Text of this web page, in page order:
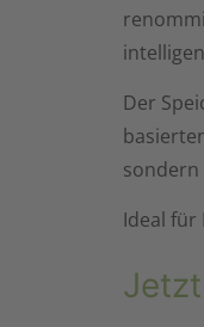
Der
sondern
Ideal für